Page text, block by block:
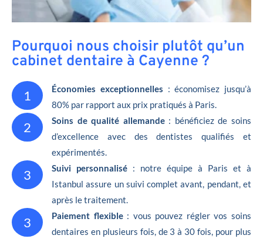
Pourquoi nous choisir plutôt qu’un
cabinet dentaire à Cayenne ?
1 Économies exceptionnelles : économisez jusqu’à
80% par rapport aux prix pratiqués à Paris.
2 Soins de qualité allemande: bénéficiez de soins
d’excellence avec des dentistes qualifiés et
expérimentés.
3 Suivi personnalisé : notre équipe à Paris et à
Istanbul assure un suivi complet avant, pendant, et
après le traitement.
3 Paiement flexible: vous pouvez régler vos soins
dentaires en plusieurs fois, de 3 à 30 fois, pour plus